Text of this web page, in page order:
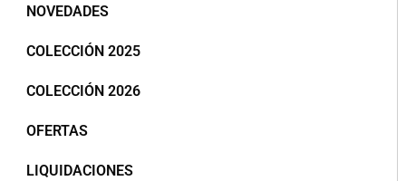
NOVEDADES
COLECCIÓN 2025
COLECCIÓN 2026
OFERTAS
LIQUIDACIONES